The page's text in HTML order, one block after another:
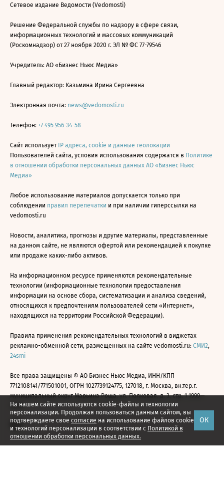
На нашем сайте используются cookie-файлы и технологии
персонализации. Продолжая пользоваться данным сайтом, вы
подтверждаете свое согласие на использование файлов cookie
и технологий персонализации в соответствии с Политикой в
отношении обработки персональных данных.
ОК
Сетевое издание Ведомости (Vedomosti)
Решение Федеральной службы по надзору в сфере связи,
информационных технологий и массовых коммуникаций
(Роскомнадзор) от 27 ноября 2020 г. ЭЛ № ФС 77-79546
Учредитель: АО «Бизнес Ньюс Медиа»
Главный редактор: Казьмина Ирина Сергеевна
Электронная почта: news@vedomosti.ru
Телефон: +7 495 956-34-58
Сайт использует IP адреса, cookie и данные геолокации
Пользователей сайта, условия использования содержатся в Политике
в отношении обработки персональных данных АО «Бизнес Ньюс
Медиа»
Любое использование материалов допускается только при
соблюдении правил перепечатки и при наличии гиперссылки на
vedomosti.ru
Новости, аналитика, прогнозы и другие материалы, представленные
на данном сайте, не являются офертой или рекомендацией к покупке
или продаже каких-либо активов.
На информационном ресурсе применяются рекомендательные
технологии (информационные технологии предоставления
информации на основе сбора, систематизации и анализа сведений,
относящихся к предпочтениям пользователей сети «Интернет»,
находящихся на территории Российской Федерации).
Правила применения рекомендательных технологий в виджетах
рекламно-обменной сети, размещенных на сайте vedomosti.ru: СМИ2,
24smi
Все права защищены © АО Бизнес Ньюс Медиа, ИНН/КПП
7712108141/771501001, ОГРН 1027739124775, 127018, г. Москва, вн.тер.г.
муниципальный округ Марьина Роща, ул. Полковая, д. 3, стр. 1 1999—
2026